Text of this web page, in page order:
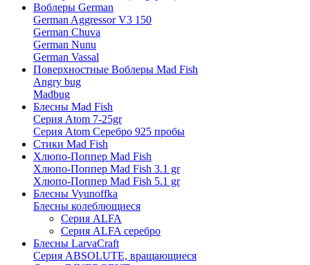
Воблеры German
German Aggressor V3 150
German Chuva
German Nunu
German Vassal
Поверхностные Воблеры Mad Fish
Angry bug
Madbug
Блесны Mad Fish
Серия Atom 7-25gr
Серия Atom Серебро 925 пробы
Стики Mad Fish
Хлюпо-Поппер Mad Fish
Хлюпо-Поппер Mad Fish 3.1 gr
Хлюпо-Поппер Mad Fish 5.1 gr
Блесны Vyunoffka
Блесны колеблющиеся
Серия ALFA
Серия ALFA серебро
Блесны LarvaCraft
Серия ABSOLUTE, вращающиеся